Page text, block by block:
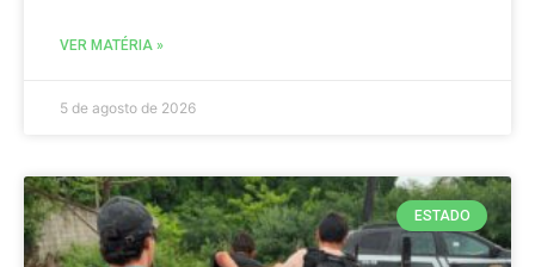
VER MATÉRIA »
5 de agosto de 2026
ESTADO